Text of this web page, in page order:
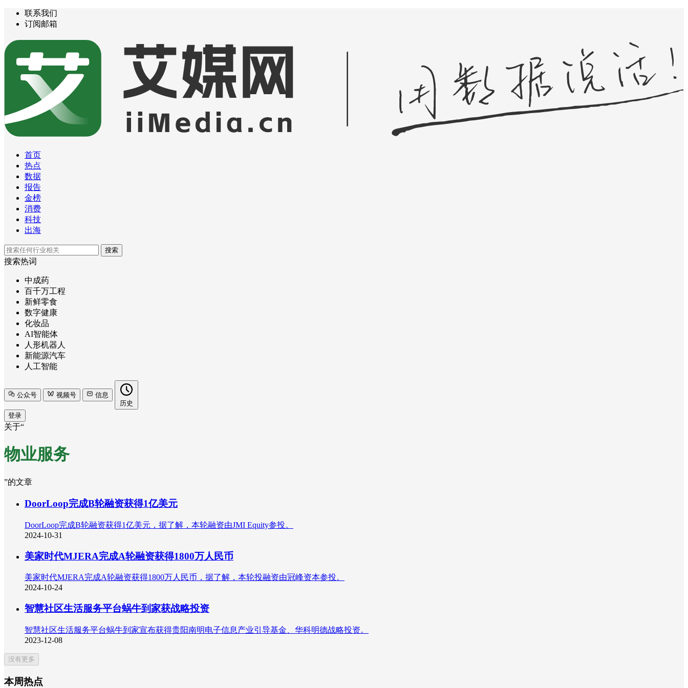
联系我们
订阅邮箱
首页
热点
数据
报告
金榜
消费
科技
出海
搜索
搜索热词
中成药
百千万工程
新鲜零食
数字健康
化妆品
AI智能体
人形机器人
新能源汽车
人工智能
公众号 视频号
信息
历史
登录
关于“
物业服务
”的文章
DoorLoop完成B轮融资获得1亿美元
DoorLoop完成B轮融资获得1亿美元，据了解，本轮融资由JMI Equity参投。
2024-10-31
美家时代MJERA完成A轮融资获得1800万人民币
美家时代MJERA完成A轮融资获得1800万人民币，据了解，本轮投融资由冠峰资本参投。
2024-10-24
智慧社区生活服务平台蜗牛到家获战略投资
智慧社区生活服务平台蜗牛到家宣布获得贵阳南明电子信息产业引导基金、华科明德战略投资。
2023-12-08
没有更多
本周热点